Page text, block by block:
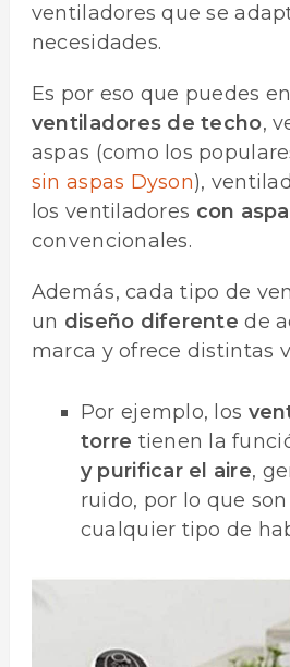
ventiladores que se
necesidades.
Es por eso que puedes
ventiladores de techo,
aspas (como los
sin aspas Dyson),
los ventiladores con
convencionales.
Además, cada tipo de
un diseño diferente de
marca y ofrece distintas
Por ejemplo, los
torre tienen la
y purificar el aire,
ruido, por lo que
cualquier tipo de